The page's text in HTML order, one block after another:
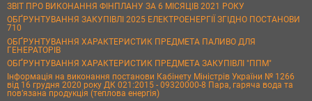
ЗВІТ ПРО ВИКОНАННЯ ФІНПЛАНУ ЗА 6 МІСЯЦІВ 2021 РОКУ
ОБҐРУНТУВАННЯ ЗАКУПІВЛІ 2025 ЕЛЕКТРОЕНЕРГІЇ ЗГІДНО ПОСТАНОВИ
710
ОБҐРУНТУВАННЯ ХАРАКТЕРИСТИК ПРЕДМЕТА ПАЛИВО ДЛЯ
ГЕНЕРАТОРІВ
ОБҐРУНТУВАННЯ ХАРАКТЕРИСТИК ПРЕДМЕТА ЗАКУПІВЛІ "ППМ"
Інформація на виконання постанови Кабінету Міністрів України № 1266
від 16 грудня 2020 року ДК 021:2015 - 09320000-8 Пара, гаряча вода та
пов’язана продукція (теплова енергія)